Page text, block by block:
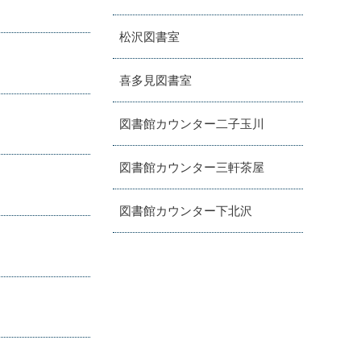
松沢図書室
喜多見図書室
図書館カウンター二子玉川
図書館カウンター三軒茶屋
図書館カウンター下北沢